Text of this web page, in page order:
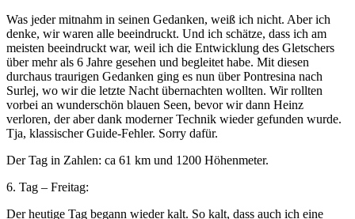
Was jeder mitnahm in seinen Gedanken, weiß ich nicht. Aber ich
denke, wir waren alle beeindruckt. Und ich schätze, dass ich am
meisten beeindruckt war, weil ich die Entwicklung des Gletschers
über mehr als 6 Jahre gesehen und begleitet habe. Mit diesen
durchaus traurigen Gedanken ging es nun über Pontresina nach
Surlej, wo wir die letzte Nacht übernachten wollten. Wir rollten
vorbei an wunderschön blauen Seen, bevor wir dann Heinz
verloren, der aber dank moderner Technik wieder gefunden wurde.
Tja, klassischer Guide-Fehler. Sorry dafür.
Der Tag in Zahlen: ca 61 km und 1200 Höhenmeter.
6. Tag – Freitag:
Der heutige Tag begann wieder kalt. So kalt, dass auch ich eine